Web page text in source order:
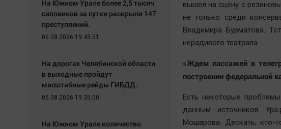
вышел на сцену с
не только среди
Владимира Бурматова.
нерадивого театрала.
«Ждем пассажей в
построении федеральной
Есть некоторые
данным источников
Мошарова. Дескать, кто-
На Южном Урале более 2,5 тысяч
силовиков за сутки раскрыли 147
преступлений.
05.08.2026 19:43:51
На дорогах Челябинской области
в выходные пройдут
масштабные рейды ГИБДД.
05.08.2026 19:35:00
На Южном Урале количество